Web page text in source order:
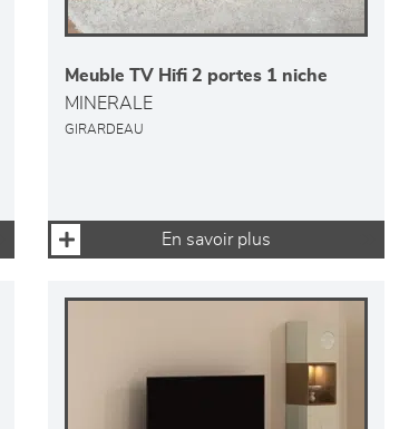
Meuble TV Hifi 2 portes 1 niche
MINERALE
GIRARDEAU
En savoir plus